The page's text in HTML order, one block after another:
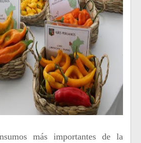
más importantes de la